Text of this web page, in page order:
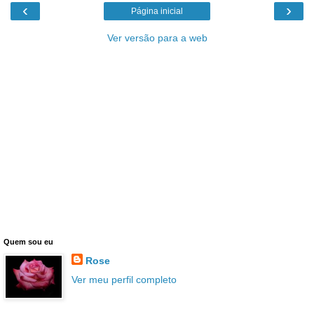
‹ ›
Página inicial
Ver versão para a web
Quem sou eu
Rose
Ver meu perfil completo